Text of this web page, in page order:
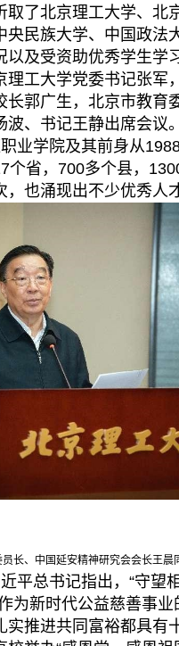
取了北京理工大学、北
央民族大学、中国政法
以及受资助优秀学生学
理工大学党委书记张军
长郭广生，北京市教育
波、书记王静出席会议
业学院及其前身从
个省，700多个县，
，也涌现出不少优秀人
长、中国延安精神研究会会长王晨
平总书记指出，“守望
为新时代公益慈善事
实推进共同富裕都具有